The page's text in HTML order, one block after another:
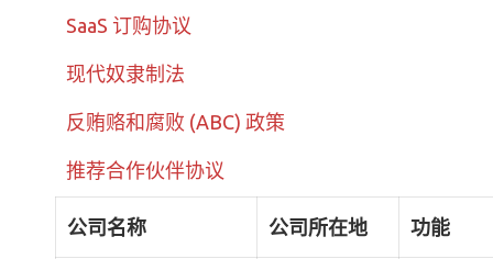
公司名称 公司所在地 功能
SaaS 订购协议
现代奴隶制法
反贿赂和腐败 (ABC) 政策
推荐合作伙伴协议